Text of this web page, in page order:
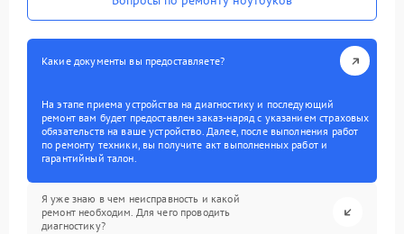
Какие документы вы предоставляете?
На этапе приема устройства на диагностику и последующий
ремонт вам будет предоставлен заказ-наряд с указанием страховых
обязательств на ваше устройство. Далее, после выполнения работ
по ремонту техники, вы получите акт выполненных работ и
гарантийный талон.
Я уже знаю в чем неисправность и какой
ремонт необходим. Для чего проводить
диагностику?